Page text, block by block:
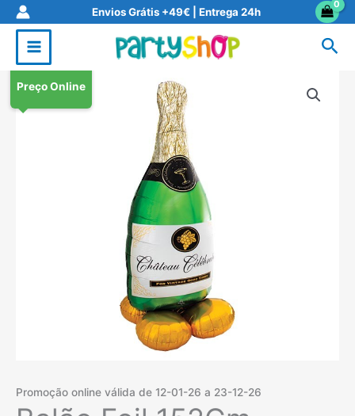
Skip
content
Envios Grátis +49€ | Entrega 24h
Preço Online
Promoção online válida de 12-01-26 a 23-12-26